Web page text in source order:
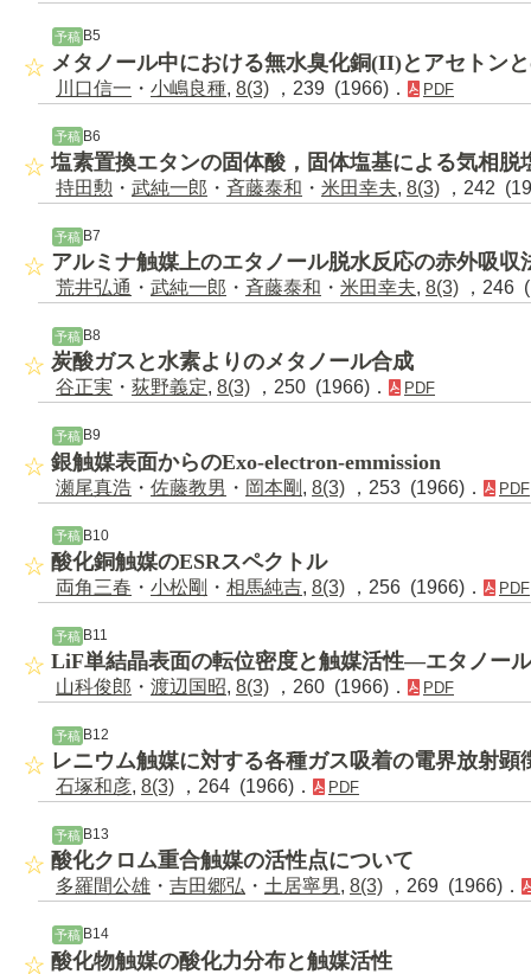
予稿 B5
メタノール中における無水臭化銅(II)とアセトン
川口信一 ・ 小嶋良種, 8(3) ，239 (1966)． PDF
予稿 B6
塩素置換エタンの固体酸，固体塩基による気相脱
持田勲 ・ 武純一郎 ・ 斉藤泰和 ・ 米田幸夫, 8(3) ，242
予稿B7
アルミナ触媒上のエタノール脱水反応の赤外吸収
荒井弘通 ・ 武純一郎 ・ 斉藤泰和 ・ 米田幸夫, 8(3) ，246
予稿 B8
炭酸ガスと水素よりのメタノール合成
谷正実 ・ 荻野義定, 8(3) ，250 (1966)． PDF
予稿 B9
銀触媒表面からのExo-electron-emmission
瀬尾真浩 ・ 佐藤教男 ・ 岡本剛 , 8(3) ，253 (1966)． PDF
予稿 B10
酸化銅触媒のESRスペクトル
両角三春 ・ 小松剛 ・ 相馬純吉, 8(3) ，256 (1966)． PDF
予稿B11
LiF単結晶表面の転位密度と触媒活性―エタノー
山科俊郎 ・ 渡辺国昭, 8(3) ，260 (1966)． PDF
予稿 B12
レニウム触媒に対する各種ガス吸着の電界放射顕
石塚和彦, 8(3) ，264 (1966)． PDF
予稿 B13
酸化クロム重合触媒の活性点について
多羅間公雄 ・ 吉田郷弘 ・ 土居寧男, 8(3) ，269 (1966)．
予稿 B14
酸化物触媒の酸化力分布と触媒活性